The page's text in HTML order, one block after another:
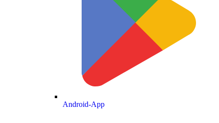
Android-App